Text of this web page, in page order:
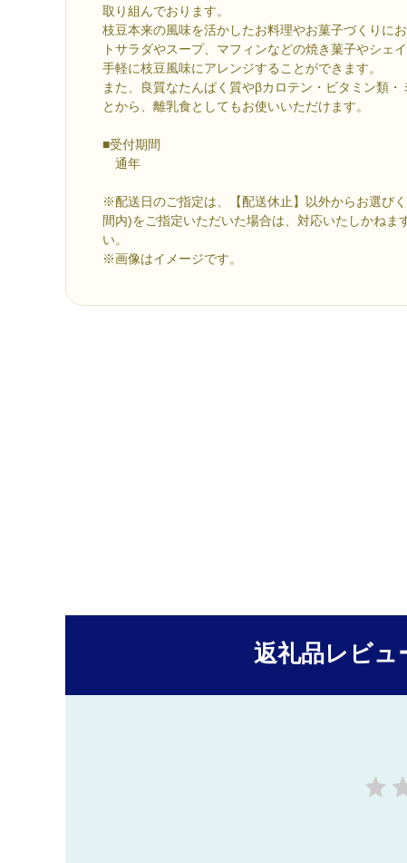
取り組んでおります。
枝豆本来の風味を活かしたお料理やお菓子づくりに
トサラダやスープ、マフィンなどの焼き菓子やシェ
手軽に枝豆風味にアレンジすることができます。
また、良質なたんぱく質やβカロテン・ビタミン類・
とから、離乳食としてもお使いいただけます。
■受付期間
通年
※配送日のご指定は、【配送休止】以外からお選び
間内)をご指定いただいた場合は、対応いたしかねま
い。
※画像はイメージです。
返礼品レビュ